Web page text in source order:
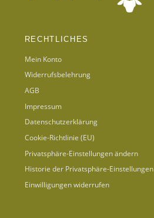
RECHTLICHES
Mein Konto
Widerrufsbelehrung
AGB
Impressum
Datenschutzerklärung
Cookie-Richtlinie (EU)
Privatsphäre-Einstellungen ändern
Historie der Privatsphäre-Einstellungen
Einwilligungen widerrufen